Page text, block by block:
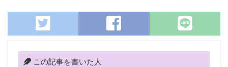
この記事を書いた人